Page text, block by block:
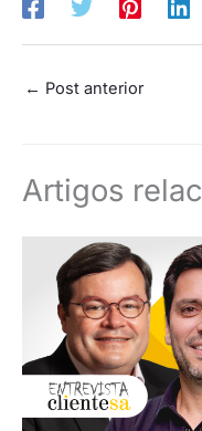
← Post anterior
Artigos